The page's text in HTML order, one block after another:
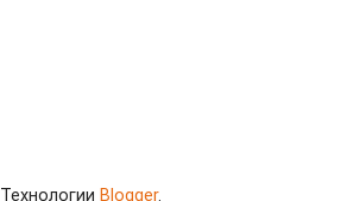
Технологии Blogger.